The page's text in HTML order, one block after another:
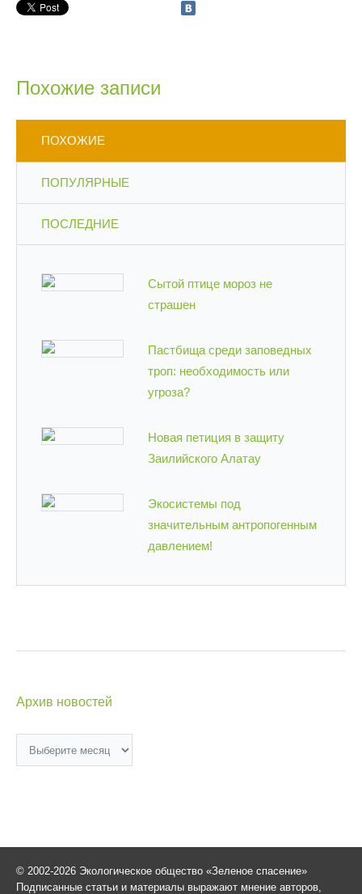
Похожие записи
ПОХОЖИЕ
ПОПУЛЯРНЫЕ
ПОСЛЕДНИЕ
Сытой птице мороз не
страшен
Пастбища среди заповедных
троп: необходимость или
угроза?
Новая петиция в защиту
Заилийского Алатау
Экосистемы под
значительным антропогенным
давлением!
Архив новостей
новостей
© 2002-2026 Экологическое общество «Зеленое спасение»
Подписанные статьи и материалы выражают мнение авторов,